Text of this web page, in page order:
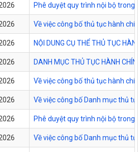
Phê duyệt quy trình nội bộ
Về việc công bố thủ tục hành
NỘI DUNG CỤ THỂ THỦ TỤC
DANH MỤC THỦ TỤC HÀNH
Về việc công bố thủ tục hành
Về việc công bố Danh mục thủ
Phê duyệt quy trình nội bộ
Về việc công bố Danh mục thủ